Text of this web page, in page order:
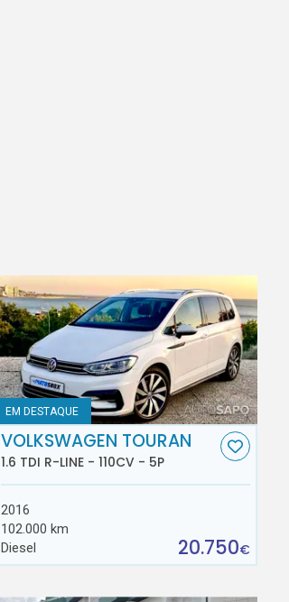
EM DESTAQUE
VOLKSWAGEN TOURAN
1.6 TDI R-LINE - 110CV - 5P
2016
102.000 km
Diesel
20.750€